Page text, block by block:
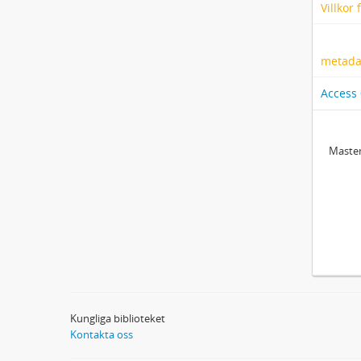
Villkor
Access
Kungliga biblioteket
Kontakta oss